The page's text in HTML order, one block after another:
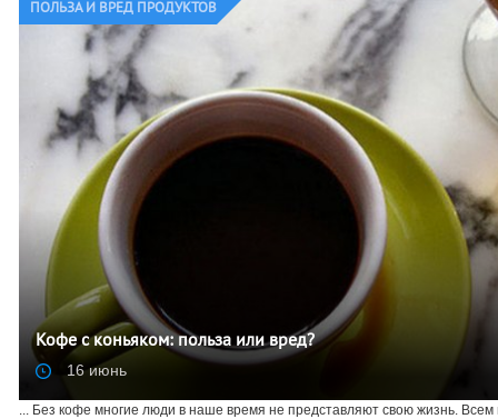
ПОЛЬЗА И ВРЕД ПРОДУКТОВ
Кофе с коньяком: польза или вред?
16 июнь
... Без кофе многие люди в наше время не представляют свою жизнь. Всем